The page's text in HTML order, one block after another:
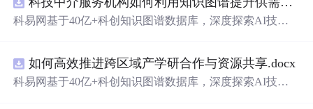
式”替代原有的S参数去嵌入法，通过在被测通道应用基于
CTLE的均衡来减少因信道损耗导致的信号退化，从而更准
了传统去嵌入过程中高频噪声放大带来的测量不准确性。
对于2.5至16.0 GT/s速率，原有测量方法保持不变。; 适合
人群：从事高速接口设计、验证或测试的工程师，尤其是
科易网基于40亿+科创知识图谱数据库，深度探索AI技术
新领域的AI+数智化解决方案，推动科技创新与产业创新
智能化发展。
如何高效推进跨区域产学研合作与资源共享.docx
科易网基于40亿+科创知识图谱数据库，深度探索AI技术